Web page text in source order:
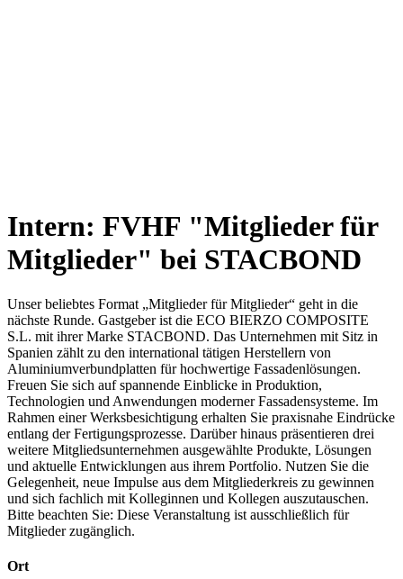
Intern: FVHF "Mitglieder für
Mitglieder" bei STACBOND
Unser beliebtes Format „Mitglieder für Mitglieder“ geht in die
nächste Runde. Gastgeber ist die ECO BIERZO COMPOSITE
S.L. mit ihrer Marke STACBOND. Das Unternehmen mit Sitz in
Spanien zählt zu den international tätigen Herstellern von
Aluminiumverbundplatten für hochwertige Fassadenlösungen.
Freuen Sie sich auf spannende Einblicke in Produktion,
Technologien und Anwendungen moderner Fassadensysteme. Im
Rahmen einer Werksbesichtigung erhalten Sie praxisnahe Eindrücke
entlang der Fertigungsprozesse. Darüber hinaus präsentieren drei
weitere Mitgliedsunternehmen ausgewählte Produkte, Lösungen
und aktuelle Entwicklungen aus ihrem Portfolio. Nutzen Sie die
Gelegenheit, neue Impulse aus dem Mitgliederkreis zu gewinnen
und sich fachlich mit Kolleginnen und Kollegen auszutauschen.
Bitte beachten Sie: Diese Veranstaltung ist ausschließlich für
Mitglieder zugänglich.
Ort